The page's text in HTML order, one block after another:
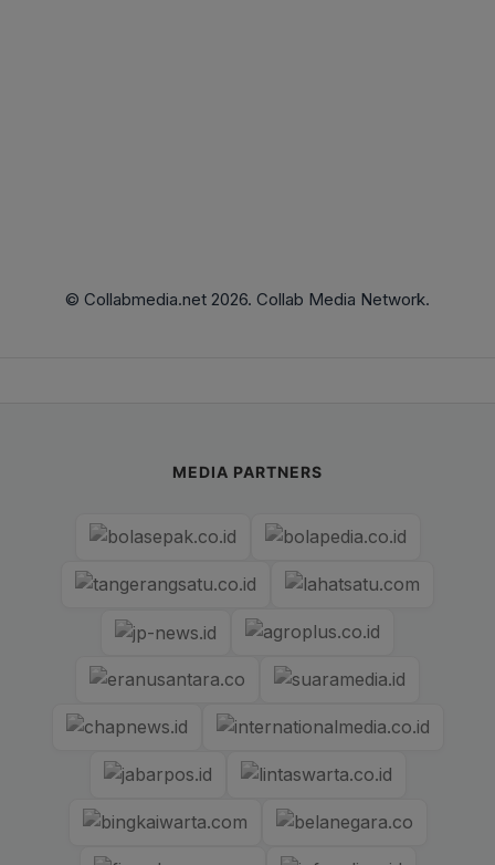
© Collabmedia.net 2026. Collab Media Network.
MEDIA PARTNERS